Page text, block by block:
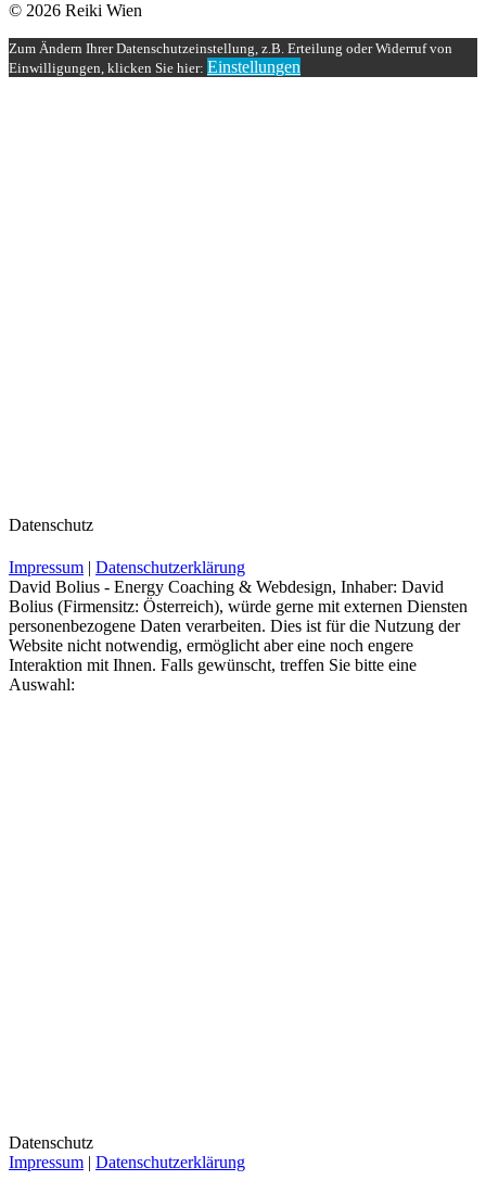
© 2026 Reiki Wien
Zum Ändern Ihrer Datenschutzeinstellung, z.B. Erteilung oder Widerruf von
Einwilligungen, klicken Sie hier: Einstellungen
Datenschutz
Impressum | Datenschutzerklärung
David Bolius - Energy Coaching & Webdesign, Inhaber: David
Bolius (Firmensitz: Österreich), würde gerne mit externen Diensten
personenbezogene Daten verarbeiten. Dies ist für die Nutzung der
Website nicht notwendig, ermöglicht aber eine noch engere
Interaktion mit Ihnen. Falls gewünscht, treffen Sie bitte eine
Auswahl:
Datenschutz
Impressum | Datenschutzerklärung